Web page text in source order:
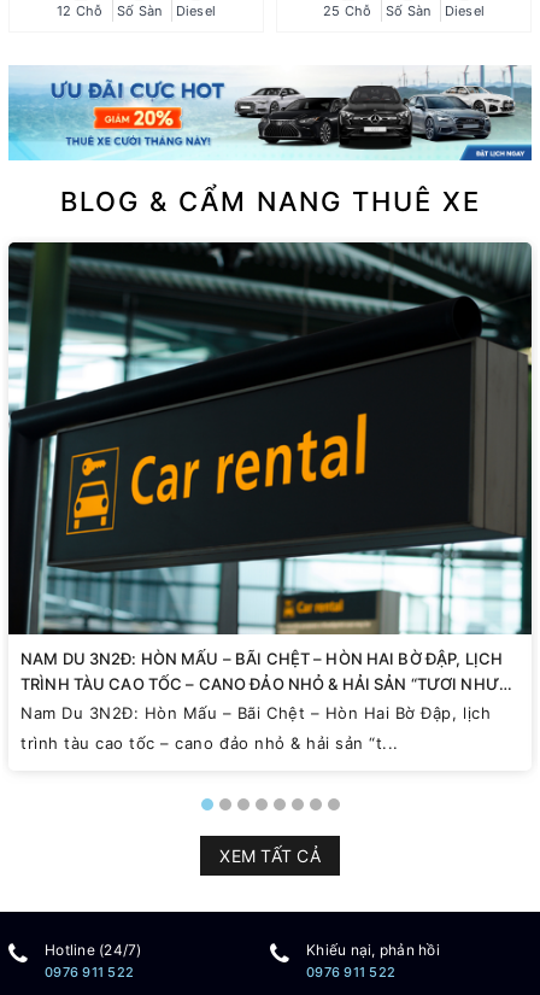
12 Chỗ Số Sàn Diesel 25 Chỗ Số Sàn Diesel
BLOG & CẨM NANG THUÊ XE
NAM DU 3N2Đ: HÒN MẤU – BÃI CHỆT – HÒN HAI BỜ ĐẬP, LỊCH
TRÌNH TÀU CAO TỐC – CANO ĐẢO NHỎ & HẢI SẢN “TƯƠI NHƯ
VỪA VỚT”
Nam Du 3N2Đ: Hòn Mấu – Bãi Chệt – Hòn Hai Bờ Đập, lịch
trình tàu cao tốc – cano đảo nhỏ & hải sản “t...
XEM TẤT CẢ
Hotline (24/7)
0976 911 522
Khiếu nại, phản hồi
0976 911 522